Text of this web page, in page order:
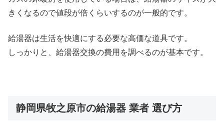
きくなるので値段が倍くらいするのが一般的です。
給湯器は生活を快適にする必要な高価な道具です。
しっかりと、給湯器交換の費用を調べるのが基本です。
静岡県牧之原市の給湯器 業者 選び方